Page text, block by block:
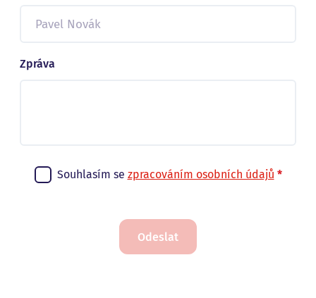
Zpráva
Souhlasím se zpracováním osobních údajů *
Odeslat